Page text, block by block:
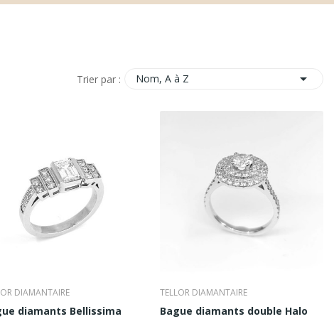
Trier par : Nom, A à Z 
DIAMANTAIRE
diamants Bellissima
TELLOR DIAMANTAIRE
Bague diamants double Halo